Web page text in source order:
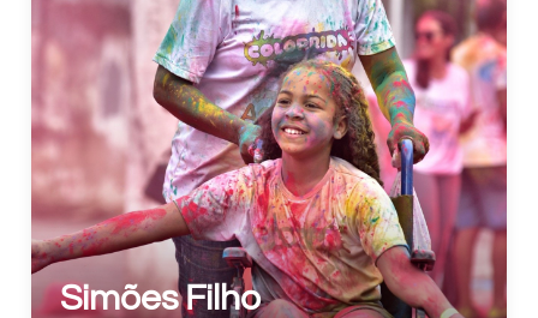
Simões Filho